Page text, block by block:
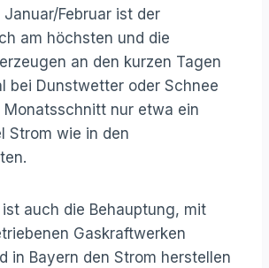
Februar ist der
am höchsten und die
an den kurzen Tagen
bei Dunstwetter oder Schnee
Monatsschnitt nur etwa ein
Strom wie in den
auch die Behauptung, mit
Gaskraftwerken
in Bayern den Strom herstellen